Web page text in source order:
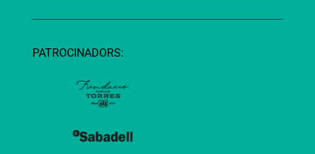
PATROCINADORS: